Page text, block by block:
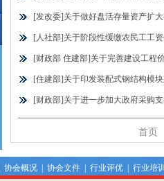
[发改委]关于做好盘活存量资产扩
[人社部]关于阶段性缓缴农民工工
[财政部 住建部]关于完善建设工程
[住建部]关于印发装配式钢结构模
[财政部]关于进一步加大政府采购
首页
协会概况| 协会文件| 行业评优| 行业培